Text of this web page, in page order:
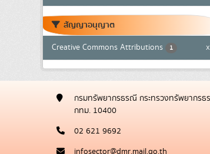
สัญญาอนุญาต
Creative Commons Attributions 1 x
กรมทรัพยากรธรณี กระทรวงทรัพยากรธ
กทม. 10400
02 621 9692
infosector@dmr.mail.go.th